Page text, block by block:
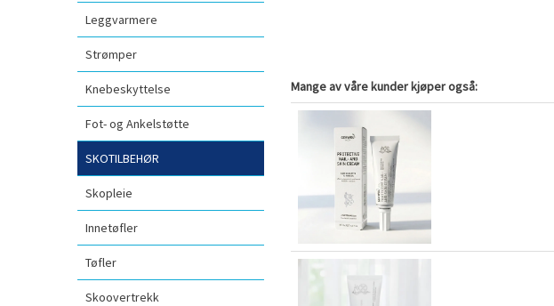
Leggvarmere
Strømper
Knebeskyttelse
Fot- og Ankelstøtte
SKOTILBEHØR
Skopleie
Innetøfler
Tøfler
Skoovertrekk
Mange av våre kunder kjøper også: